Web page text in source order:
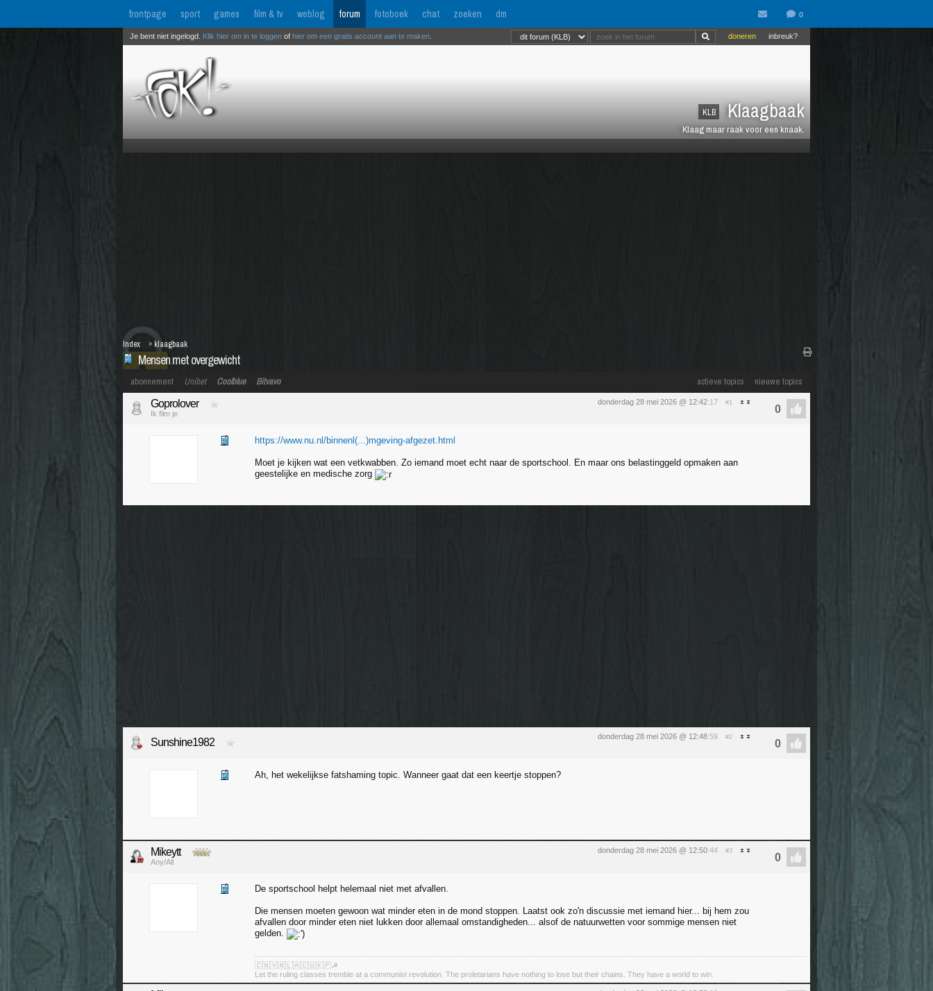
frontpage sport games film & tv weblog forum fotoboek chat zoeken dm
KLB Klaagbaak
Klaag maar raak voor een knaak.
inbreuk?
doneren
Je bent niet ingelogd. Klik hier om in te loggen of hier om een gratis account aan te maken
Mensen met overgewicht
Index » klaagbaak
actieve topics nieuwe topics
abonnement Unibet Coolblue Bitvavo
donderdag 28 mei 2026 @ 12:42:17 #1
Goprolover
Ik film je
https://www.nu.nl/binnenl(...)mgeving-afgezet.html
Moet je kijken wat een vetkwabben. Zo iemand moet echt naar de sportschool. En maar ons belastinggeld opmaken aan
geestelijke en medische zorg
donderdag 28 mei 2026 @ 12:48:59 #2
Sunshine1982
Ah, het wekelijkse fatshaming topic. Wanneer gaat dat een keertje stoppen?
donderdag 28 mei 2026 @ 12:50:44 #3
Mikeytt
Any/All
De sportschool helpt helemaal niet met afvallen.
Die mensen moeten gewoon wat minder eten in de mond stoppen. Laatst ook zo'n discussie met iemand hier... bij hem zou
afvallen door minder eten niet lukken door allemaal omstandigheden... alsof de natuurwetten voor sommige mensen niet
gelden.
🇨🇳🇻🇳🇱🇦🇨🇺🇰🇵☭
Let the ruling classes tremble at a communist revolution. The proletarians have nothing to lose but their chains. They have a world to win.